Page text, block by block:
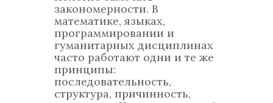
закономерности. В
математике, языках,
программировании и
гуманитарных дисциплинах
часто работают одни и те же
принципы:
последовательность,
структура, причинность,